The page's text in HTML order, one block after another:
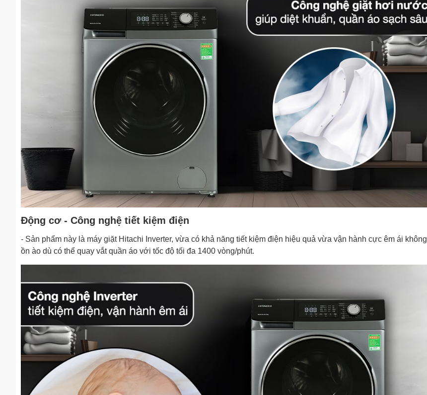
Động cơ - Công nghệ tiết kiệm điện
- Sản phẩm này là máy giặt Hitachi Inverter, vừa có khả năng tiết kiệm điện hiệu quả vừa vận hành cực êm ái không
ồn ào dù có thể quay vắt quần áo với tốc độ tối đa 1400 vòng/phút.